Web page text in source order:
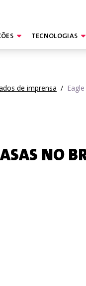
TECNOLOGIAS
de imprensa /
ASAS NO